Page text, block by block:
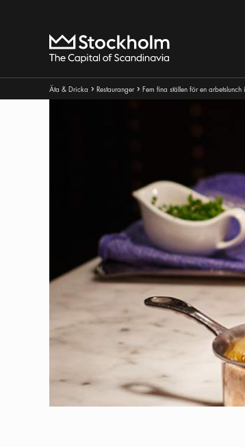
Hem
Brödsmulor:
Äta & Dricka Pul ikon
RestaurangerPul ikonFem fina ställen för en arbetslunch